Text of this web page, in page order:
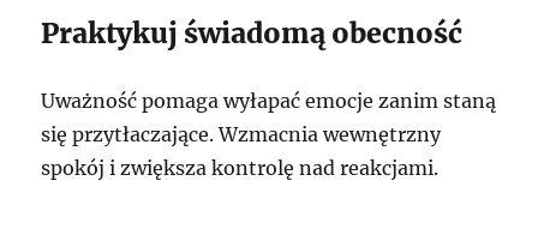
Praktykuj świadomą obecność
Uważność pomaga wyłapać emocje zanim staną
się przytłaczające. Wzmacnia wewnętrzny
spokój i zwiększa kontrolę nad reakcjami.